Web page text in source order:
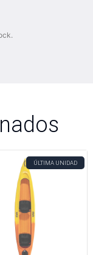
ÚLTIMA UNIDAD